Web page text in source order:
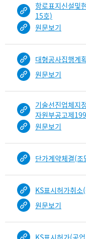
항로표지신설및
15호)
원문보기
대형공사집행계
원문보기
기술선진업체지
자원부공고제
원문보기
단가계약체결(
KS표시허가취
원문보기
KS표시허가(공